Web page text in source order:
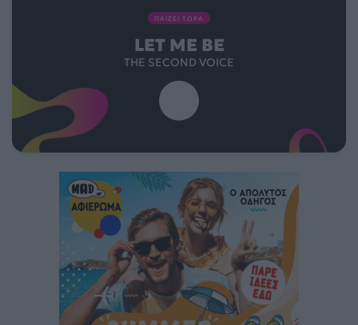
ΠΑΙΖΕΙ ΤΩΡΑ
LET ME BE
THE SECOND VOICE